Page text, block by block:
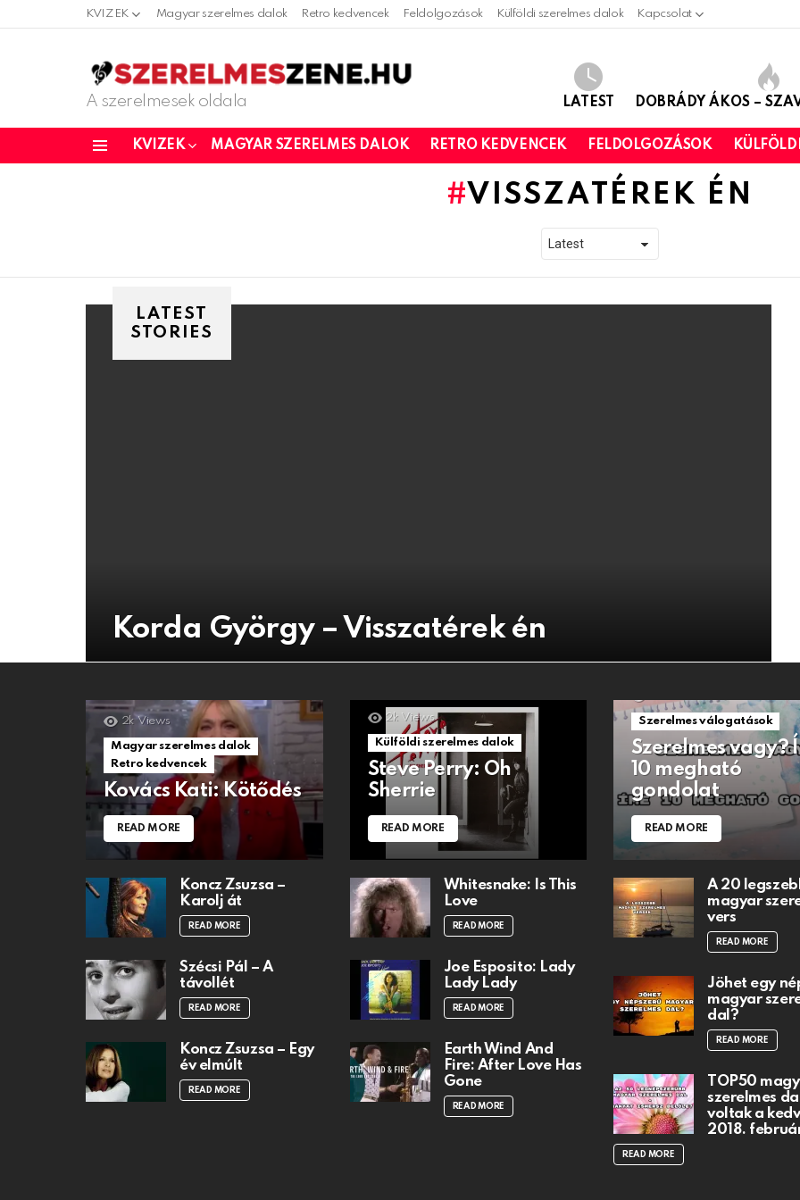
KVIZEK Magyar szerelmes dalok Retro kedvencek Feldolgozások Külföldi szerelmes dalok Kapcsolat
A szerelmesek oldala LATEST DOBRÁDY ÁKOS –
KVIZEK MAGYAR SZERELMES DALOK RETRO KEDVENCEK FELDOLGOZÁSOK
VISSZATÉREK ÉN
LATEST
STORIES
Korda György – Visszatérek én
2k Views
Magyar szerelmes dalok
Retro kedvencek
Kovács Kati: Kötődés
READ MORE
Koncz Zsuzsa –
Karolj át
READ MORE
Szécsi Pál – A
távollét
READ MORE
Koncz Zsuzsa – Egy
év elmúlt
READ MORE
2k Views
Külföldi szerelmes dalok
Steve Perry: Oh
Sherrie
READ MORE
Whitesnake: Is This
Love
READ MORE
Joe Esposito: Lady
Lady Lady
READ MORE
Earth Wind And
Fire: After Love Has
Gone
READ MORE
Szerelmes válogatások
Szerelmes vagy?
10 megható
gondolat
READ MORE
A 20
magyar
vers
READ MORE
Jöhet egy
magyar
dal?
READ MORE
TOP50
szerelmes
voltak a
2018.
READ MORE